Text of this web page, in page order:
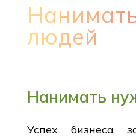
людей
Нанимать
Успех бизнеса